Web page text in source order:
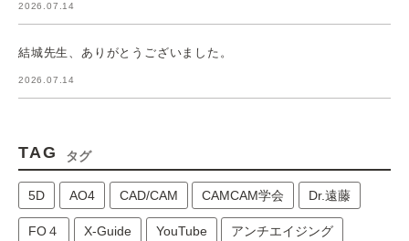
2026.07.14
結城先生、ありがとうございました。
2026.07.14
TAG タグ
5D AO4 CAD/CAM CAMCAM学会 Dr.遠藤
FO４ X-Guide YouTube アンチエイジング